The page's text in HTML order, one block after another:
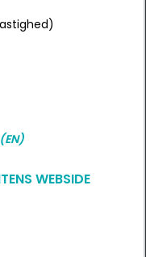
(EN)
WEBSIDE